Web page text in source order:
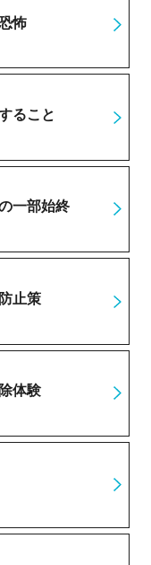
怖
ること
一部始終
止策
体験